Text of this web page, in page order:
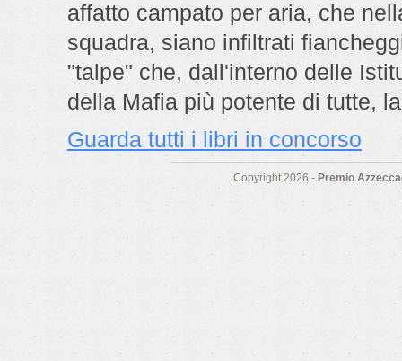
affatto campato per aria, che
squadra, siano infiltrati
"talpe" che, dall'interno delle
della Mafia più potente di tutte,
Guarda tutti i libri in concorso
Copyright 2026 - Premio